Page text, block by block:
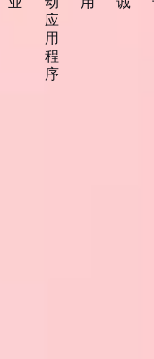
应
用
程
序